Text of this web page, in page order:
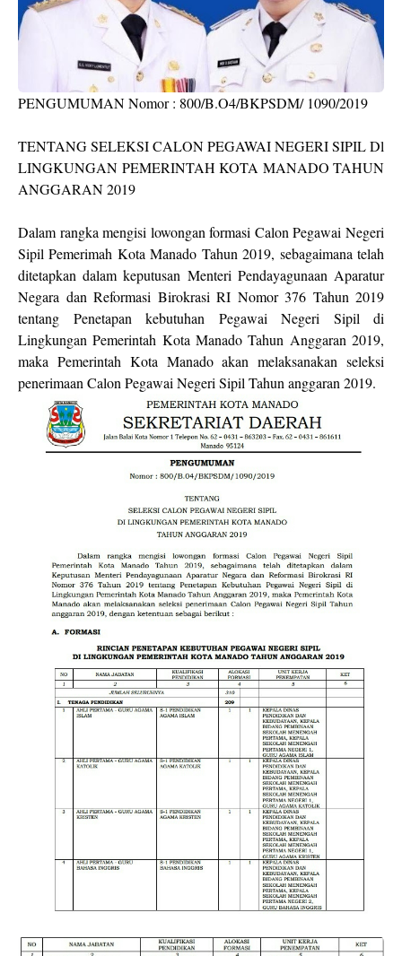
PENGUMUMAN Nomor : 800/B.O4/BKPSDM/ 1090/2019
TENTANG SELEKSI CALON PEGAWAI NEGERI SIPIL Dl
LINGKUNGAN PEMERINTAH KOTA MANADO TAHUN
ANGGARAN 2019
Dalam rangka mengisi lowongan formasi Calon Pegawai Negeri
Sipil Pemerimah Kota Manado Tahun 2019, sebagaimana telah
ditetapkan dalam keputusan Menteri Pendayagunaan Aparatur
Negara dan Reformasi Birokrasi RI Nomor 376 Tahun 2019
tentang Penetapan kebutuhan Pegawai Negeri Sipil di
Lingkungan Pemerintah Kota Manado Tahun Anggaran 2019,
maka Pemerintah Kota Manado akan melaksanakan seleksi
penerimaan Calon Pegawai Negeri Sipil Tahun anggaran 2019.